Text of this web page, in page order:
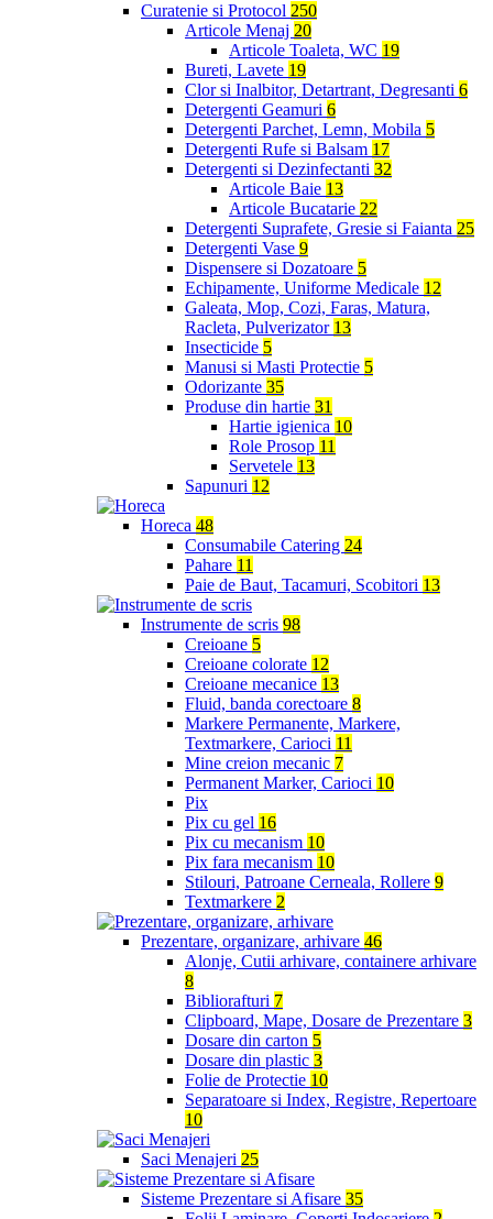
Curatenie si Protocol 250
Articole Menaj 20
Articole Toaleta, WC 19
Bureti, Lavete 19
Clor si Inalbitor, Detartrant, Degresanti 6
Detergenti Geamuri 6
Detergenti Parchet, Lemn, Mobila 5
Detergenti Rufe si Balsam 17
Detergenti si Dezinfectanti 32
Articole Baie 13
Articole Bucatarie 22
Detergenti Suprafete, Gresie si Faianta 25
Detergenti Vase 9
Dispensere si Dozatoare 5
Echipamente, Uniforme Medicale 12
Galeata, Mop, Cozi, Faras, Matura,
Racleta, Pulverizator 13
Insecticide 5
Manusi si Masti Protectie 5
Odorizante 35
Produse din hartie 31
Hartie igienica 10
Role Prosop 11
Servetele 13
Sapunuri 12
Horeca 48
Consumabile Catering 24
Pahare 11
Paie de Baut, Tacamuri, Scobitori 13
Instrumente de scris 98
Creioane 5
Creioane colorate 12
Creioane mecanice 13
Fluid, banda corectoare 8
Markere Permanente, Markere,
Textmarkere, Carioci 11
Mine creion mecanic 7
Permanent Marker, Carioci 10
Pix
Pix cu gel 16
Pix cu mecanism 10
Pix fara mecanism 10
Stilouri, Patroane Cerneala, Rollere 9
Textmarkere 2
Prezentare, organizare, arhivare 46
Alonje, Cutii arhivare, containere arhivare
8
Bibliorafturi 7
Clipboard, Mape, Dosare de Prezentare 3
Dosare din carton 5
Dosare din plastic 3
Folie de Protectie 10
Separatoare si Index, Registre, Repertoare
10
Saci Menajeri 25
Sisteme Prezentare si Afisare 35